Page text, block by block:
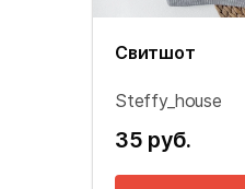
Свитшот
Steffy_house
35 руб.